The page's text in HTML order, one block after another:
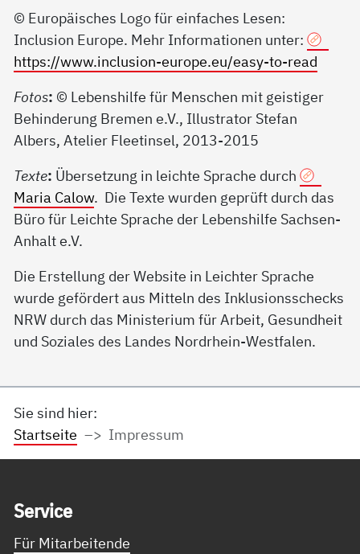
© Europäisches Logo für einfaches Lesen:
Inclusion Europe. Mehr Informationen unter:
https://www.inclusion-europe.eu/easy-to-read
Fotos: © Lebenshilfe für Menschen mit geistiger
Behinderung Bremen e.V., Illustrator Stefan
Albers, Atelier Fleetinsel, 2013-2015
Texte: Übersetzung in leichte Sprache durch
Maria Calow. Die Texte wurden geprüft durch das
Büro für Leichte Sprache der Lebenshilfe Sachsen-
Anhalt e.V.
Die Erstellung der Website in Leichter Sprache
wurde gefördert aus Mitteln des Inklusionsschecks
NRW durch das Ministerium für Arbeit, Gesundheit
und Soziales des Landes Nordrhein-Westfalen.
Sie sind hier:
Startseite
Impressum
Ser­vice
Für Mitarbeitende